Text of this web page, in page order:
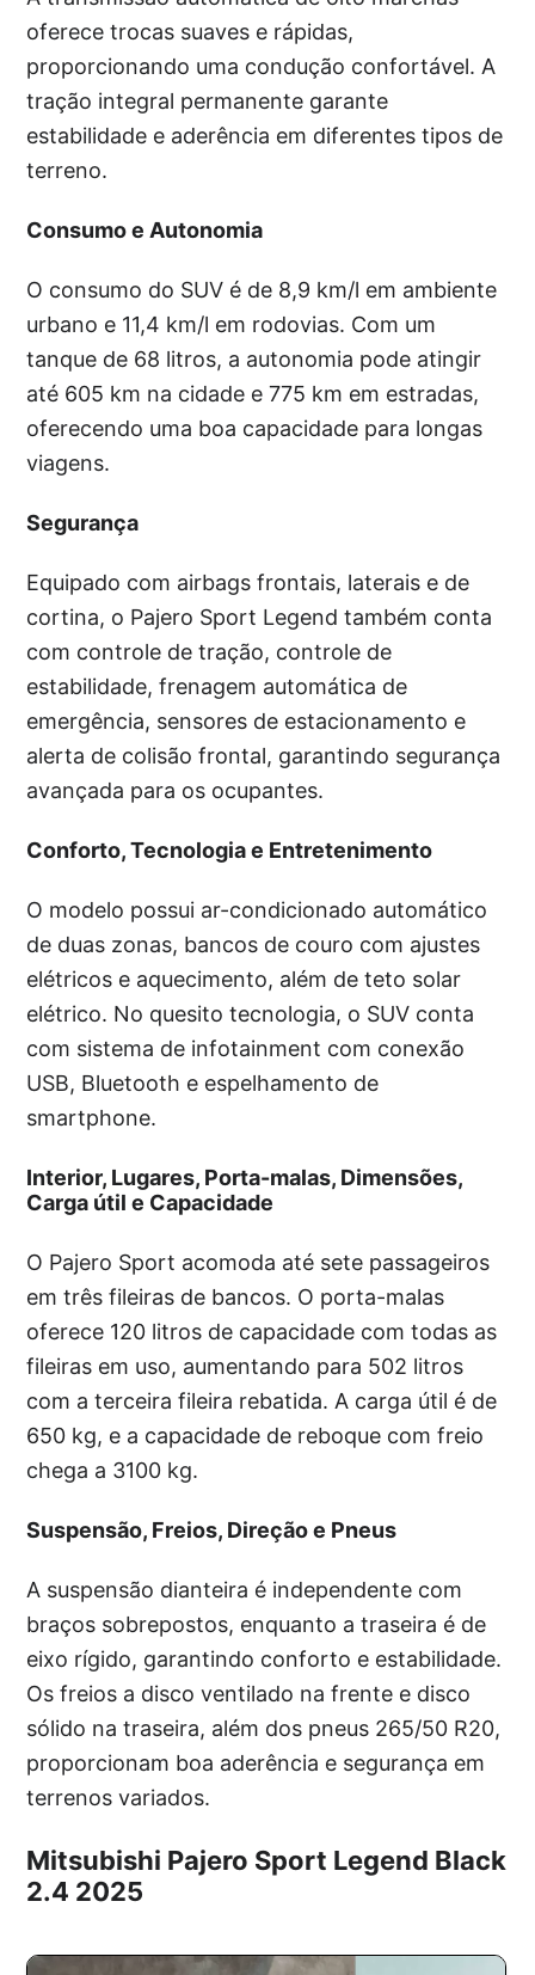
oferece trocas suaves e rápidas,
proporcionando uma condução confortável. A
tração integral permanente garante
estabilidade e aderência em diferentes tipos de
terreno.
Consumo e Autonomia
O consumo do SUV é de 8,9 km/l em ambiente
urbano e 11,4 km/l em rodovias. Com um
tanque de 68 litros, a autonomia pode atingir
até 605 km na cidade e 775 km em estradas,
oferecendo uma boa capacidade para longas
viagens.
Segurança
Equipado com airbags frontais, laterais e de
cortina, o Pajero Sport Legend também conta
com controle de tração, controle de
estabilidade, frenagem automática de
emergência, sensores de estacionamento e
alerta de colisão frontal, garantindo segurança
avançada para os ocupantes.
Conforto, Tecnologia e Entretenimento
O modelo possui ar-condicionado automático
de duas zonas, bancos de couro com ajustes
elétricos e aquecimento, além de teto solar
elétrico. No quesito tecnologia, o SUV conta
com sistema de infotainment com conexão
USB, Bluetooth e espelhamento de
smartphone.
Interior, Lugares, Porta-malas, Dimensões,
Carga útil e Capacidade
O Pajero Sport acomoda até sete passageiros
em três fileiras de bancos. O porta-malas
oferece 120 litros de capacidade com todas as
fileiras em uso, aumentando para 502 litros
com a terceira fileira rebatida. A carga útil é de
650 kg, e a capacidade de reboque com freio
chega a 3100 kg.
Suspensão, Freios, Direção e Pneus
A suspensão dianteira é independente com
braços sobrepostos, enquanto a traseira é de
eixo rígido, garantindo conforto e estabilidade.
Os freios a disco ventilado na frente e disco
sólido na traseira, além dos pneus 265/50 R20,
proporcionam boa aderência e segurança em
terrenos variados.
Mitsubishi Pajero Sport Legend Black
2.4 2025